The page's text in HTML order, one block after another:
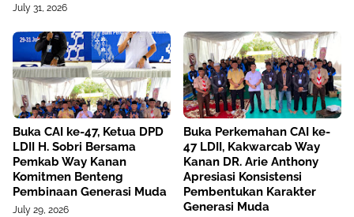
July 31, 2026
Buka CAI ke-47, Ketua DPD
LDII H. Sobri Bersama
Pemkab Way Kanan
Komitmen Benteng
Pembinaan Generasi Muda
July 29, 2026
Buka Perkemahan CAI ke-
47 LDII, Kakwarcab Way
Kanan DR. Arie Anthony
Apresiasi Konsistensi
Pembentukan Karakter
Generasi Muda